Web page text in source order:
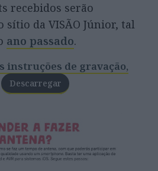
recebidos serão
da VISÃO Júnior, tal
ano passado.
instruções de gravação,
Descarregar